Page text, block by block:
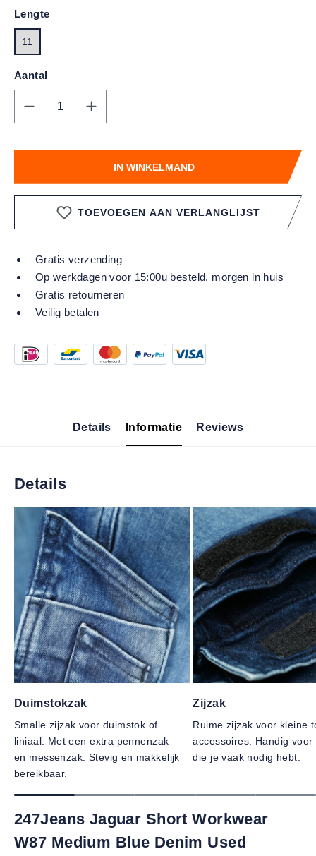
Lengte
11
Aantal
Producthoeveelheid: Voer de gewenste
IN WINKELMAND
TOEVOEGEN AAN VERLANGLIJST
Gratis verzending
Op werkdagen voor 15:00u besteld, morgen in huis
Gratis retourneren
Veilig betalen
Details Informatie Reviews
Details
Duimstokzak
Smalle zijzak voor duimstok of
liniaal. Met een extra pennenzak
en messenzak. Stevig en makkelijk
bereikbaar.
Zijzak
Ruime zijzak voor kleine
accessoires. Handig voor
die je vaak nodig hebt.
247Jeans Jaguar Short Workwear
W87 Medium Blue Denim Used